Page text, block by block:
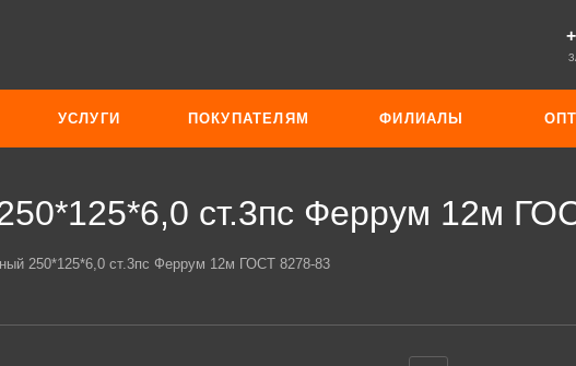
УСЛУГИ ПОКУПАТЕЛЯМ ФИЛИАЛЫ
ст.3пс Феррум 12м
250*125*6,0 ст.3пс Феррум 12м ГОСТ 8278-83